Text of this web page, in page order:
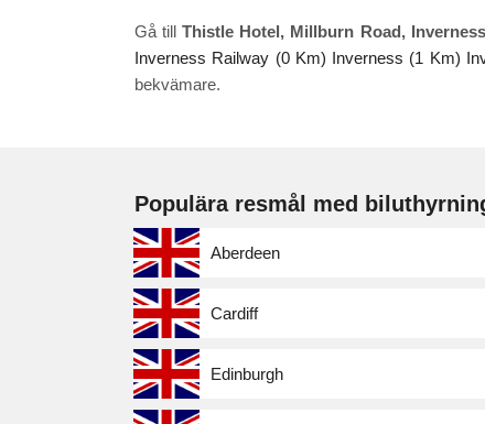
Gå tillThistle Hotel, Millburn Road,
Inverness Railway (0 Km) Inverness (1 Km)
bekvämare.
Populära resmål med
Aberdeen
Cardiff
Edinburgh